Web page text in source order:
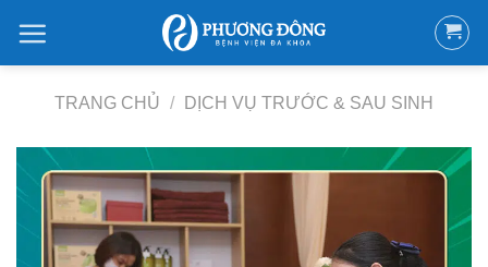
qua
nội
TRANG CHỦ / DỊCH VỤ TRƯỚC & SAU SINH